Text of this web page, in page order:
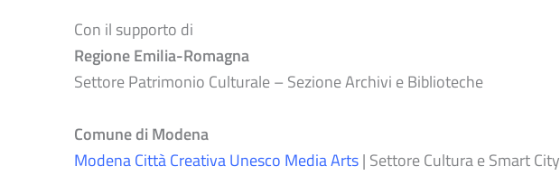
Con il supporto di
Regione Emilia-Romagna
Settore Patrimonio Culturale – Sezione Archivi e Biblioteche
Comune di Modena
Modena Città Creativa Unesco Media Arts| Settore Cultura e Smart City